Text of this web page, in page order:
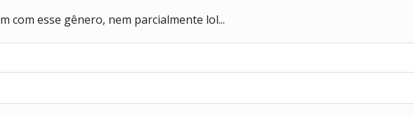
com esse gênero, nem parcialmente lol...